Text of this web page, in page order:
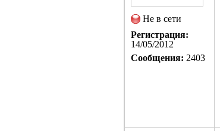
Не в сети
Регистрация:
14/05/2012
Сообщения: 2403